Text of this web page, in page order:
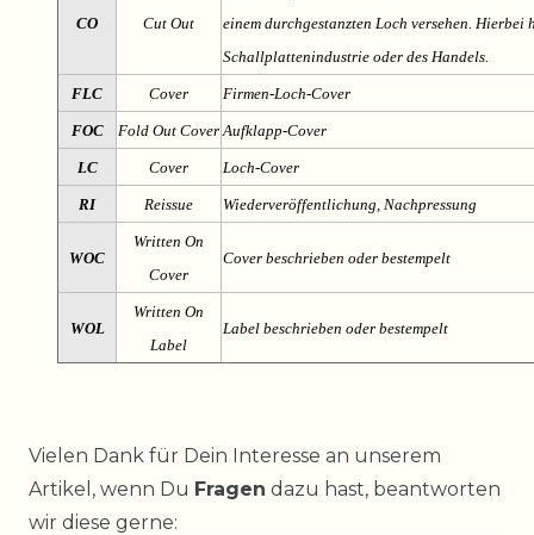
CO Cut Out
einem durchgestanzten Loch versehen. Hierbei
Schallplattenindustrie oder des Handels.
FLC Cover Firmen-Loch-Cover
FOC Fold Out Cover Aufklapp-Cover
LC Cover Loch-Cover
RI Reissue Wiederveröffentlichung, Nachpressung
WOC
Written On
Cover
Cover beschrieben oder bestempelt
WOL
Written On
Label
Label beschrieben oder bestempelt
Vielen Dank für Dein Interesse an unserem
Artikel, wenn Du Fragen dazu hast, beantworten
wir diese gerne:
Ceres::Template.mailFormHoneypotLabel